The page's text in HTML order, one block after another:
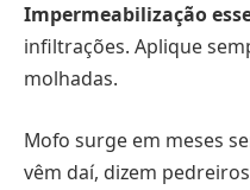
Impermeabilização
infiltrações. Aplique
molhadas.
Mofo surge em meses
vêm daí, dizem